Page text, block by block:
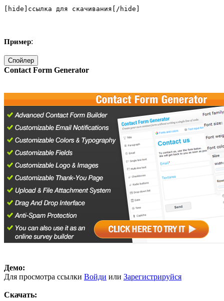
[hide]ссылка для скачивания[/hide]
Пример:
Спойлер
Contact Form Generator
Демо:
Для просмотра ссылки Войди или Зарегистрируйся
Скачать: